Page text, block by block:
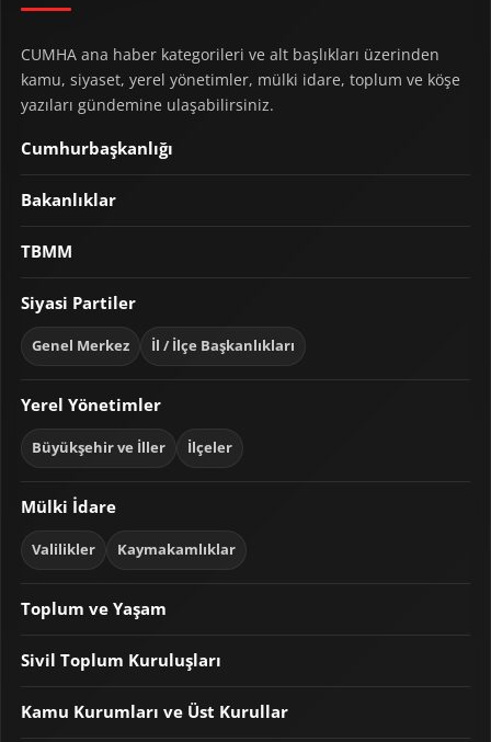
CUMHA ana haber kategorileri ve alt başlıkları üzerinden
kamu, siyaset, yerel yönetimler, mülki idare, toplum ve köşe
yazıları gündemine ulaşabilirsiniz.
Cumhurbaşkanlığı
Bakanlıklar
TBMM
Siyasi Partiler
Genel Merkez İl / İlçe Başkanlıkları
Yerel Yönetimler
Büyükşehir ve İller İlçeler
Mülki İdare
Valilikler Kaymakamlıklar
Toplum ve Yaşam
Sivil Toplum Kuruluşları
Kamu Kurumları ve Üst Kurullar